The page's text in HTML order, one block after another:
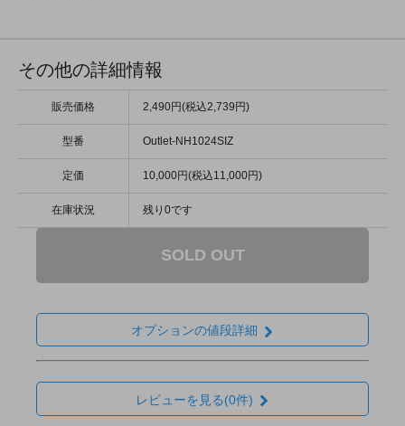
その他の詳細情報
販売価格 2,490円(税込2,739円)
型番 Outlet-NH1024SIZ
定価 10,000円(税込11,000円)
在庫状況 残り0です
SOLD OUT
オプションの値段詳細
レビューを見る(0件)